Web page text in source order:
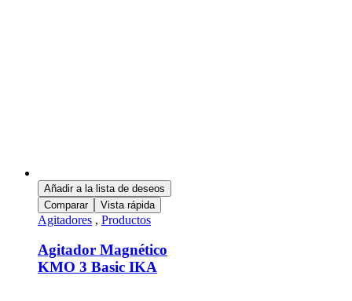
Añadir a la lista de deseos
Comparar
Vista rápida
Agitadores , Productos
Agitador Magnético
KMO 3 Basic IKA